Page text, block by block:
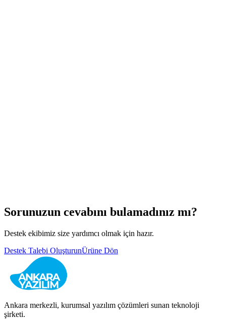
Sorunuzun cevabını bulamadınız mı?
Destek ekibimiz size yardımcı olmak için hazır.
Destek Talebi OluşturunÜrüne Dön
Ankara merkezli, kurumsal yazılım çözümleri sunan teknoloji
şirketi.